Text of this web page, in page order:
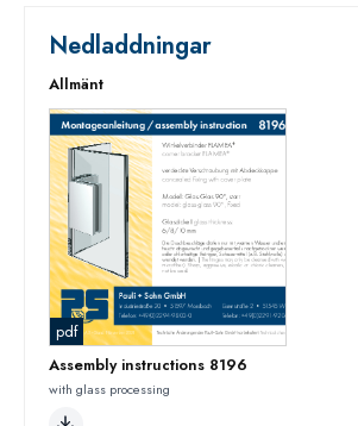
Nedladdningar
Allmänt
pdf
Assembly instructions 8196
with glass processing